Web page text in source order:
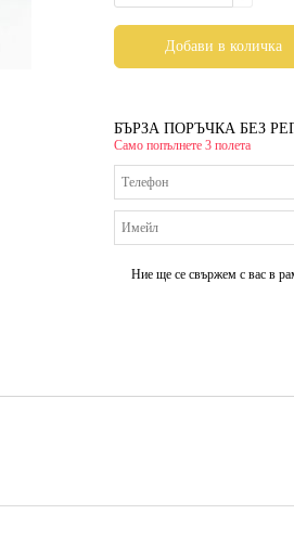
БЪРЗА ПОРЪЧКА БЕЗ
Само попълнете 3 полета
Ние ще се свържем с вас в